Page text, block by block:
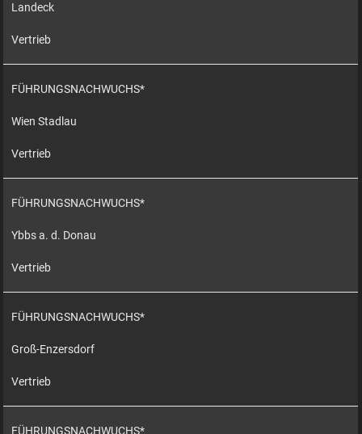
Landeck
Vertrieb
FÜHRUNGSNACHWUCHS*
Wien Stadlau
Vertrieb
FÜHRUNGSNACHWUCHS*
Ybbs a. d. Donau
Vertrieb
FÜHRUNGSNACHWUCHS*
Groß-Enzersdorf
Vertrieb
FÜHRUNGSNACHWUCHS*